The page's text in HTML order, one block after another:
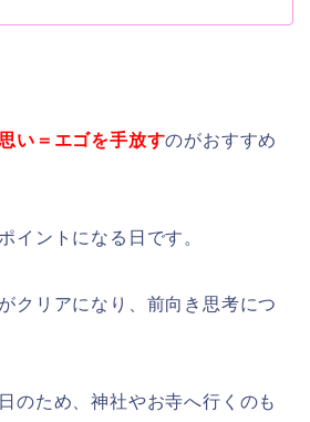
い＝エゴを手放すのがおすすめ
イントになる日です。
クリアになり、前向き思考につ
のため、神社やお寺へ行くのも